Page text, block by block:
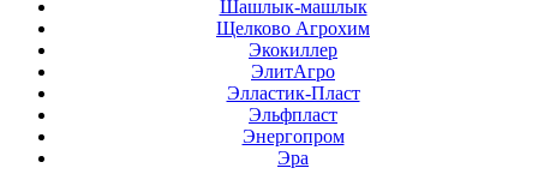
Шашлык-машлык
Щелково Агрохим
Экокиллер
ЭлитАгро
Элластик-Пласт
Эльфпласт
Энергопром
Эра